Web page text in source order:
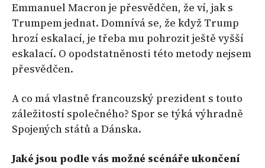
Emmanuel Macron je přesvědčen, že ví, jak s
Trumpem jednat. Domnívá se, že když Trump
hrozí eskalací, je třeba mu pohrozit ještě vyšší
eskalací. O opodstatněnosti této metody nejsem
přesvědčen.
A co má vlastně francouzský prezident s touto
záležitostí společného? Spor se týká výhradně
Spojených států a Dánska.
Jaké jsou podle vás možné scénáře ukončení